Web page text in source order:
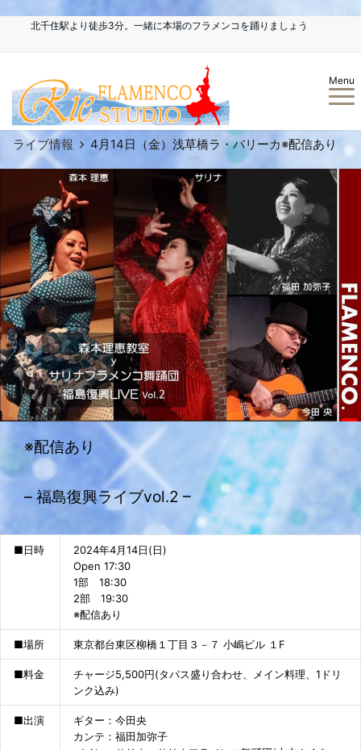
北千住駅より徒歩3分。一緒に本場のフラメンコを踊りましょう
Menu
ライブ情報 4月14日（金）浅草橋ラ・バリーカ※配信あり
※配信あり
– 福島復興ライブvol.2 –
■日時
2024年4月14日(日)
Open 17:30
1部 18:30
2部 19:30
※配信あり
■場所 東京都台東区柳橋１丁目３－７ 小嶋ビル １F
■料金
チャージ5,500円(タパス盛り合わせ、メイン料理、1ドリ
ンク込み)
■出演
ギター：今田央
カンテ：福田加弥子